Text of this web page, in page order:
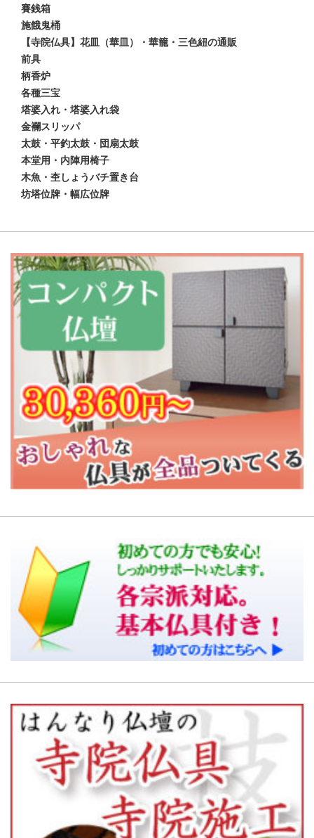
賽銭箱
施餓鬼桶
【寺院仏具】花皿（華皿）・華籠・三色紐の通販
前具
柄香炉
各種三宝
塔婆入れ・塔婆入れ袋
金襴スリッパ
太鼓・平釣太鼓・団扇太鼓
本堂用・内陣用椅子
木魚・杢しょうバチ置き台
坊塔位牌・幅広位牌